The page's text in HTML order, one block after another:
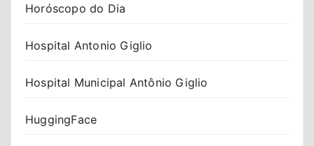
Horóscopo do Dia
Hospital Antonio Giglio
Hospital Municipal Antônio Giglio
HuggingFace